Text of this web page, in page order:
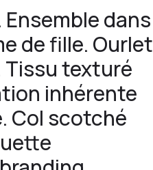
dans
de fille. Ourlet
Tissu texturé
inhérente
Col scotché